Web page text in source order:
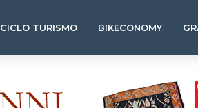
CICLO TURISMO BIKECONOMY